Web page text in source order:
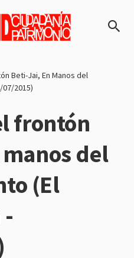
Beti-Jai, En Manos del
2015)
frontón
del
(El